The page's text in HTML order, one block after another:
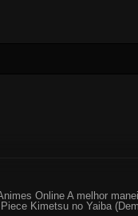
Online A melhor
Kimetsu no Yaiba